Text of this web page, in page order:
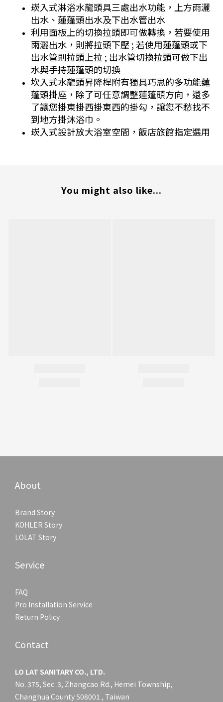
崁入式淋浴水龍頭具三處出水功能，上方雨灑
出水、蓮蓬頭出水及下出水管出水
利用面板上的切換拉頭即可做轉換，若要使用
雨灑出水，則將拉頭下壓 ; 若使用蓮蓬頭或下
出水管則拉頭上拉 ; 出水管切換拉頭可做下出
水與手持蓮蓬頭的切換
坎入式水龍頭昇降桿附有獨具巧思的多功能蓮
蓬頭掛座，除了可任意調整蓮蓬頭方向，還多
了讓您掛東掛西掛東西的掛勾，讓您不愁找不
到地方掛沐浴巾。
崁入式設計放大浴室空間，飯店旅館指定選用
You might also like...
About
Brand Story
KOHLER Story
LOLAT Story
Service
FAQ
Pro Installation Service
Return Policy
Contact
LO LAT SANITARY CO., LTD.
No. 375, Sec. 3, Zhangcao Rd., Hemei Township,
Changhua County 508001 , Taiwan